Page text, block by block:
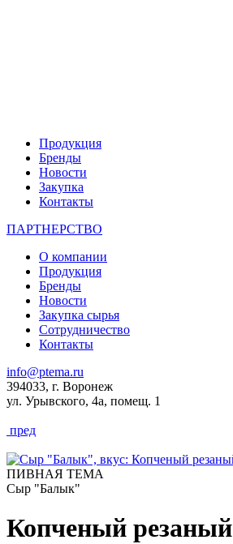
Продукция
Бренды
Новости
Закупка
Контакты
ПАРТНЕРСТВО
О компании
Продукция
Бренды
Новости
Закупка сырья
Сотрудничество
Контакты
info@ptema.ru
394033, г. Воронеж
ул. Урывского, 4а, помещ. 1
пред
ПИВНАЯ ТЕМА
Сыр "Балык"
Копченый резаный